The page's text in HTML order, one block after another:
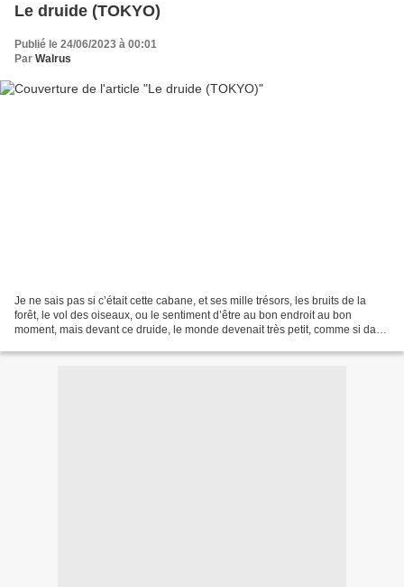
Le druide (TOKYO)
Publié le 24/06/2023 à 00:01
Par Walrus
Je ne sais pas si c’était cette cabane, et ses mille trésors, les bruits de la
forêt, le vol des oiseaux, ou le sentiment d’être au bon endroit au bon
moment, mais devant ce druide, le monde devenait très petit, comme si dans